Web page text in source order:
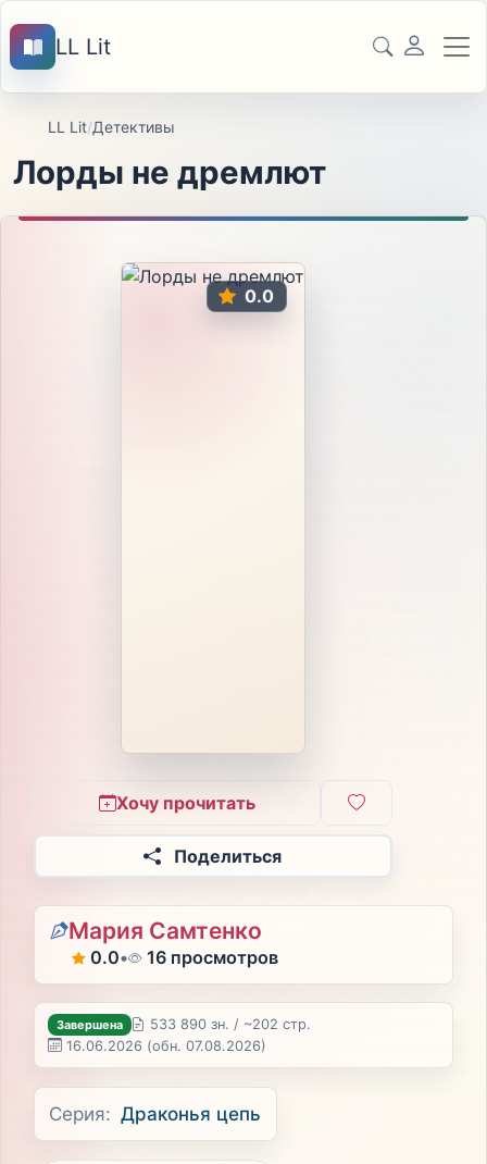
LL Lit
LL Lit/Детективы
Лорды не дремлют
0.0
Хочу прочитать
Поделиться
Мария Самтенко
0.0• 16 просмотров
Завершена
533 890 зн. / ~202 стр.
16.06.2026 (обн. 07.08.2026)
Серия: Драконья цепь